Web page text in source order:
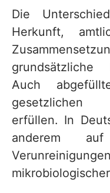
Die
Herkunft,
grundsätzliche
Auch
gesetzlichen
erfüllen. In
anderem